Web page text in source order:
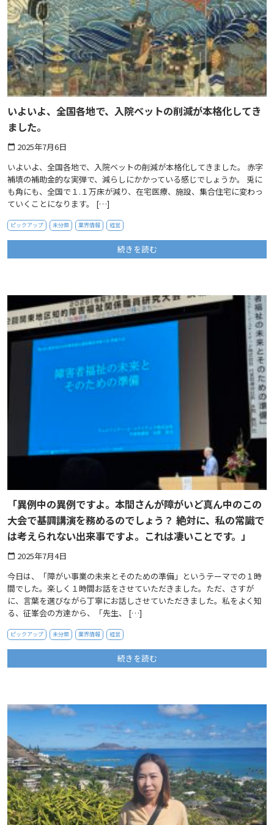
いよいよ、全国各地で、入院ベットの削減が本格化してき
ました。
calendar_today 2025年7月6日
いよいよ、全国各地で、入院ベットの削減が本格化してきました。 赤字
補填の補助金的な実弾で、減らしにかかっている感じでしょうか。 兎に
も角にも、全国で１.１万床が減り、在宅医療、施設、集合住宅に変わっ
ていくことになります。 […]
ピックアップ 未分類 業界情報 経営
続きを読む
「異例中の異例ですよ。本間さんが障がいど真ん中のこの
大会で基調講演を務めるのでしょう？ 絶対に、私の常識で
は考えられない出来事ですよ。これは凄いことです。」
calendar_today 2025年7月4日
今日は、「障がい事業の未来とそのための準備」というテーマでの１時
間でした。楽しく１時間お話をさせていただきました。ただ、さすが
に、言葉を選びながら丁寧にお話しさせていただきました。私をよく知
る、征峯会の方達から、「先生、 […]
ピックアップ 未分類 業界情報 経営
続きを読む